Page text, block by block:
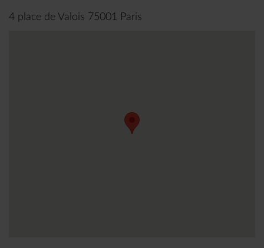
4 place de Valois 75001 Paris